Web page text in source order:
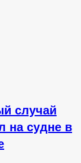
случай
на судне в